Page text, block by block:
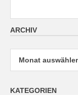
ARCHIV
Archiv
KATEGORIEN